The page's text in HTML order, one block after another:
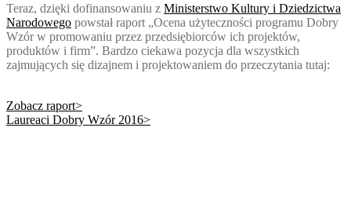
Teraz, dzięki dofinansowaniu z Ministerstwo Kultury i Dziedzictwa
Narodowego powstał raport „Ocena użyteczności programu Dobry
Wzór w promowaniu przez przedsiębiorców ich projektów,
produktów i firm”. Bardzo ciekawa pozycja dla wszystkich
zajmujących się dizajnem i projektowaniem do przeczytania tutaj:
Zobacz raport>
Laureaci Dobry Wzór 2016>